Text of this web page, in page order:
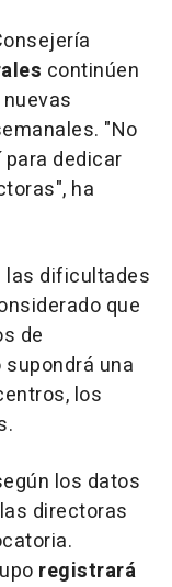
continúen
"No
dedicar
ha
las dificultades
que
de
una
los
los datos
directoras
registrará